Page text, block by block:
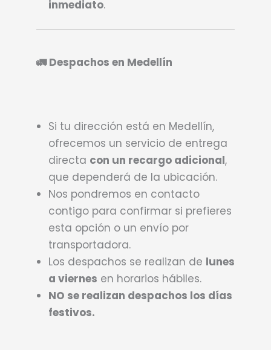
inmediato.
🚛 Despachos en Medellín
Si tu dirección está en Medellín,
ofrecemos un servicio de entrega
directa con un recargo adicional,
que dependerá de la ubicación.
Nos pondremos en contacto
contigo para confirmar si prefieres
esta opción o un envío por
transportadora.
Los despachos se realizan de lunes
a viernes en horarios hábiles.
NO se realizan despachos los días
festivos.